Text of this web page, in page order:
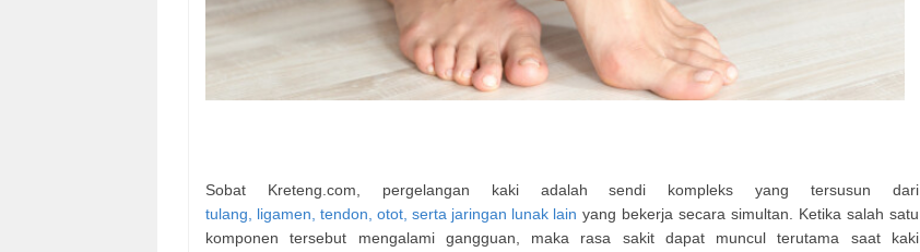
Sobat Kreteng.com, pergelangan kaki adalah sendi kompleks yang tersusun dari
tulang, ligamen, tendon, otot, serta jaringan lunak lain yang bekerja secara simultan. Ketika salah satu
komponen tersebut mengalami gangguan, maka rasa sakit dapat muncul terutama saat kaki